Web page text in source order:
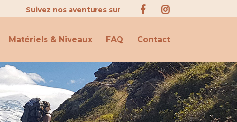
Suivez nos aventures sur
Matériels & Niveaux FAQ Contact